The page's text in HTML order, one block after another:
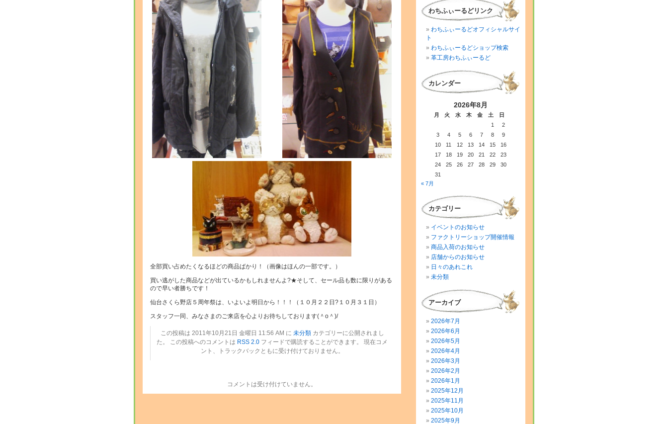
全部買い占めたくなるほどの商品ばかり！（画像はほんの一部です。）
買い逃がした商品などが出ているかもしれませんよ?★そして、セール品も数に限りがある
ので早い者勝ちです！
仙台さくら野店５周年祭は、いよいよ明日から！！！（１０月２２日?１０月３１日）
スタッフ一同、みなさまのご来店を心よりお待ちしております(＾o＾)/
この投稿は 2011年10月21日 金曜日 11:56 AM に 未分類カテゴリーに公開されまし
た。 この投稿へのコメントは RSS 2.0 フィードで購読することができます。 現在コメ
ント、トラックバックともに受け付けておりません。
コメントは受け付けていません。
わちふぃーるどリンク
わちふぃーるどオフィシャルサイ
ト
わちふぃーるどショップ検索
革工房わちふぃーるど
カレンダー
2026年8月
月 火 水 木 金 土
日
1
2
3
4 5 6 7 8
9
10
11 12 13 14 15
16
17
18 19 20 21 22
23
24
25 26 27 28 29
30
31
« 7月
カテゴリー
イベントのお知らせ
ファクトリーショップ開催情報
商品入荷のお知らせ
店舗からのお知らせ
日々のあれこれ
未分類
アーカイブ
2026年7月
2026年6月
2026年5月
2026年4月
2026年3月
2026年2月
2026年1月
2025年12月
2025年11月
2025年10月
2025年9月